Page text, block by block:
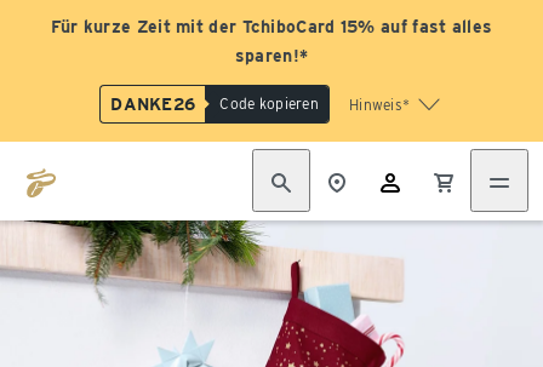
Für kurze Zeit mit der TchiboCard 15% auf fast alles
sparen!*
DANKE26 Code kopieren Hinweis*